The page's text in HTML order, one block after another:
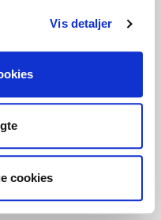
Vis detaljer
cookies